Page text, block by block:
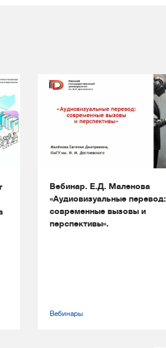
Вебинар. Е.Д. Маленова
«Аудиовизуальные перевод:
современные вызовы и
перспективы».
Вебинары